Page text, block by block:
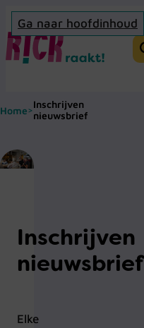
Ga naar hoofdinhoud
Home
Home>Inschrijven
nieuwsbrief
Inschrijven
nieuwsbrief
Elke